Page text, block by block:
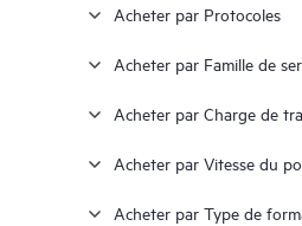
≥ $28,000(7)
Acheter par Protocoles
Acheter par Famille de
Acheter par Charge de
Acheter par Vitesse du
Acheter par Type de